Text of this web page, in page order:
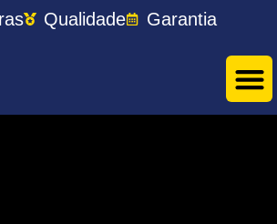
Qualidade Garantia